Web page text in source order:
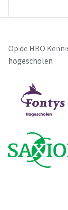
Op de HBO
hogescholen